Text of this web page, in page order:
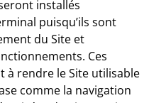
installés
puisqu’ils sont
du Site et
Ces
à rendre le Site utilisable
comme la navigation